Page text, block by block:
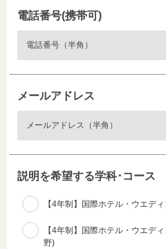
電話番号(携帯可)
メールアドレス
説明を希望する学科･コース
【4年制】国際ホテル・ウエデ
【4年制】国際ホテル・ウエデ
野)